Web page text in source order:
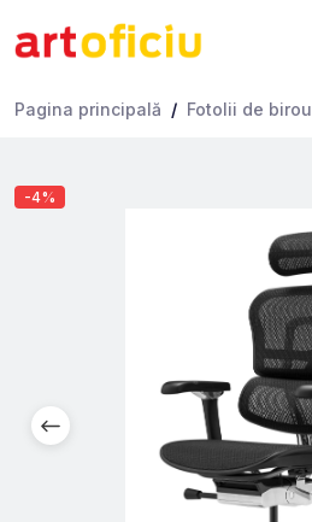
Pagina principală Fotolii de birou
-4%